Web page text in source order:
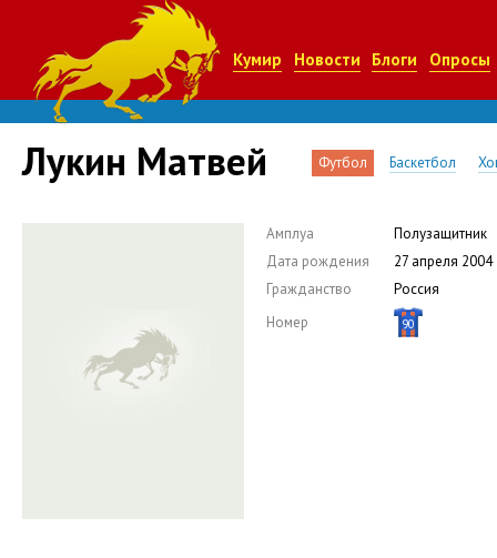
Кумир Новости Блоги Опросы
Лукин Матвей Футбол Баскетбол
Амплуа
Полузащитник
Дата рождения
27 апреля 2004
Гражданство
Россия
Номер
90